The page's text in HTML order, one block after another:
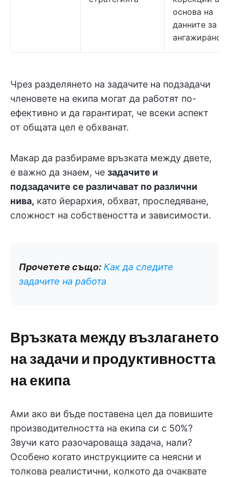
основа на
данните за
Чрез разделянето на задачите на подзадачи
членовете на екипа могат да работят по-
ефективно и да гарантират, че всеки аспект
от общата цел е обхванат.
Макар да разбираме връзката между двете,
е важно да знаем, че задачите и
подзадачите се различават по различни
нива, като йерархия, обхват, проследяване,
сложност на собствеността и зависимости.
Прочетете също: Как да следите
задачите на работа
Връзката между възлагането
на задачи и продуктивността
на екипа
Ами ако ви бъде поставена цел да повишите
производителността на екипа си с 50%?
Звучи като разочароваща задача, нали?
Особено когато инструкциите са неясни и
толкова реалистични, колкото да очаквате